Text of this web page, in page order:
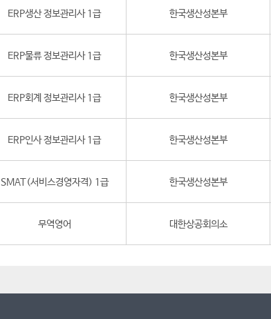
ERP생산 정보관리사 1급 한국생산성본부
ERP물류 정보관리사 1급 한국생산성본부
ERP회계 정보관리사 1급 한국생산성본부
ERP인사 정보관리사 1급 한국생산성본부
SMAT(서비스경영자격) 1급 한국생산성본부
무역영어 대한상공회의소